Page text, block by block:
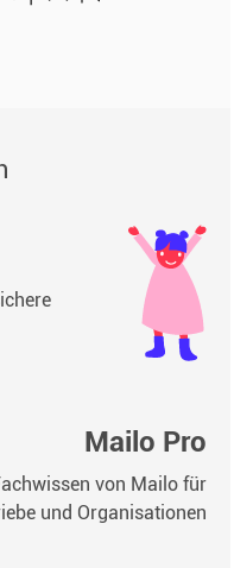
Mailo Pro
von Mailo für
und Organisationen